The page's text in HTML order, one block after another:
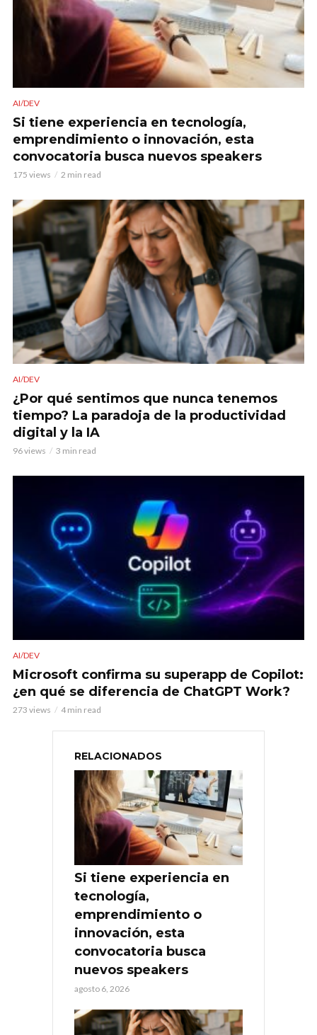
AI/DEV
Si tiene experiencia en tecnología,
emprendimiento o innovación, esta
convocatoria busca nuevos speakers
175 views 2 min read
AI/DEV
¿Por qué sentimos que nunca tenemos
tiempo? La paradoja de la productividad
digital y la IA
96 views 3 min read
AI/DEV
Microsoft confirma su superapp de Copilot:
¿en qué se diferencia de ChatGPT Work?
273 views 4 min read
RELACIONADOS
Si tiene experiencia en
tecnología,
emprendimiento o
innovación, esta
convocatoria busca
nuevos speakers
agosto 6, 2026